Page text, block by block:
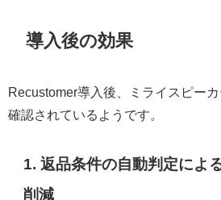
導入後の効果
Recustomer導入後、ミライスピー
確認されているようです。
1. 返品条件の自動判定によ
削減